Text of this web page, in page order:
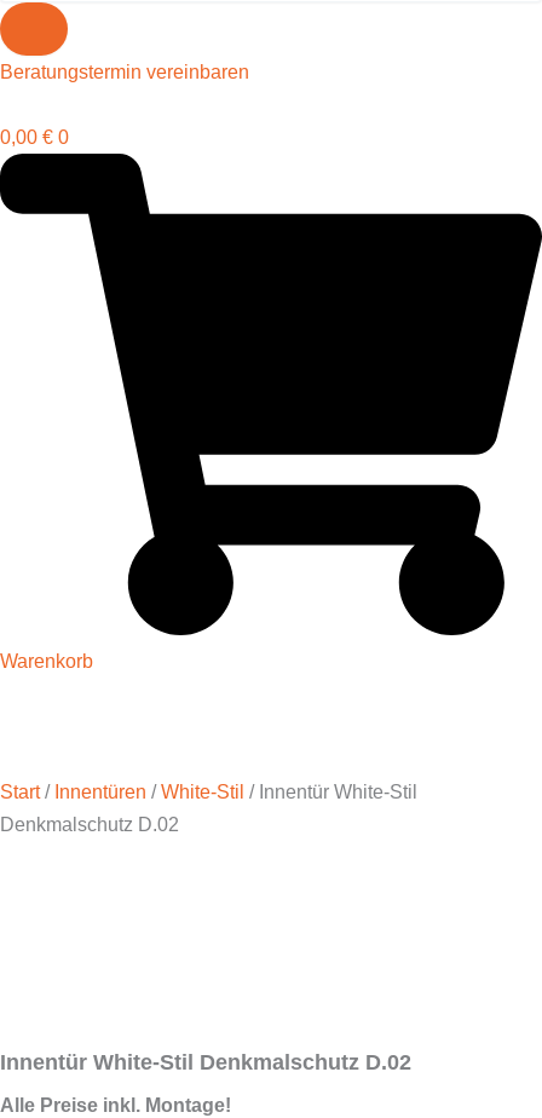
Beratungstermin vereinbaren
0,00 € 0
Warenkorb
Start/ Innentüren /White-Stil / Innentür White-Stil
Denkmalschutz D.02
Innentür White-Stil Denkmalschutz D.02
Alle Preise inkl. Montage!